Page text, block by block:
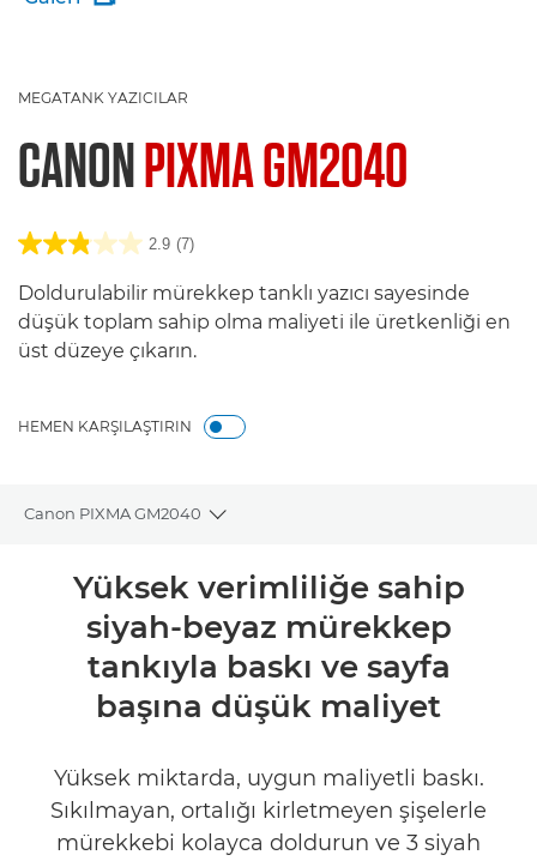
MEGATANK YAZICILAR
CANONPIXMA GM2040
2.9 (7)
Doldurulabilir mürekkep tanklı yazıcı sayesinde
düşük toplam sahip olma maliyeti ile üretkenliği en
üst düzeye çıkarın.
HEMEN KARŞILAŞTIRIN
Canon PIXMA GM2040
Toggle breadcrumbs
Genel Bakış
Teknik Özellikler
İncelemeler
Yüksek verimliliğe sahip
siyah-beyaz mürekkep
tankıyla baskı ve sayfa
başına düşük maliyet
Yüksek miktarda, uygun maliyetli baskı.
Sıkılmayan, ortalığı kirletmeyen şişelerle
mürekkebi kolayca doldurun ve 3 siyah